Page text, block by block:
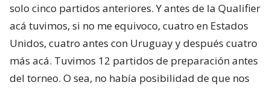
solo cinco partidos anteriores. Y antes de la Qualifier
acá tuvimos, si no me equivoco, cuatro en Estados
Unidos, cuatro antes con Uruguay y después cuatro
más acá. Tuvimos 12 partidos de preparación antes
del torneo. O sea, no había posibilidad de que nos